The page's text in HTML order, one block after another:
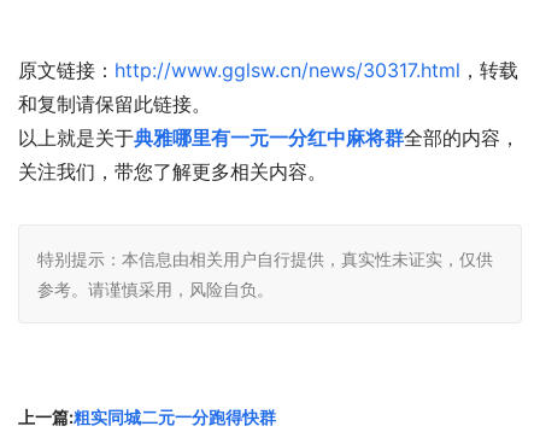
原文链接： http://www.gglsw.cn/news/30317.html ，转载
和复制请保留此链接。
以上就是关于典雅哪里有一元一分红中麻将群全部的内容，
关注我们，带您了解更多相关内容。
特别提示：本信息由相关用户自行提供，真实性未证实，仅供
参考。请谨慎采用，风险自负。
上一篇:粗实同城二元一分跑得快群